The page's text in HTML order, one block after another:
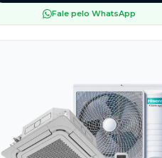
Fale pelo WhatsApp